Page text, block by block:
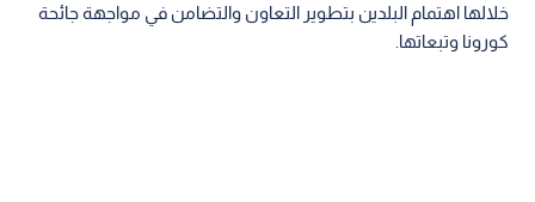
خلالها اهتمام البلدين بتطوير التعاون والتضامن في مواجهة جائحة
كورونا وتبعاتها.